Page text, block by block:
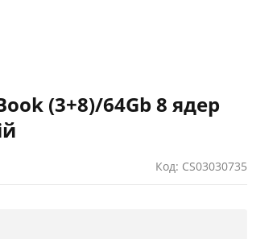
(3+8)/64Gb 8 ядер
Код: CS03030735